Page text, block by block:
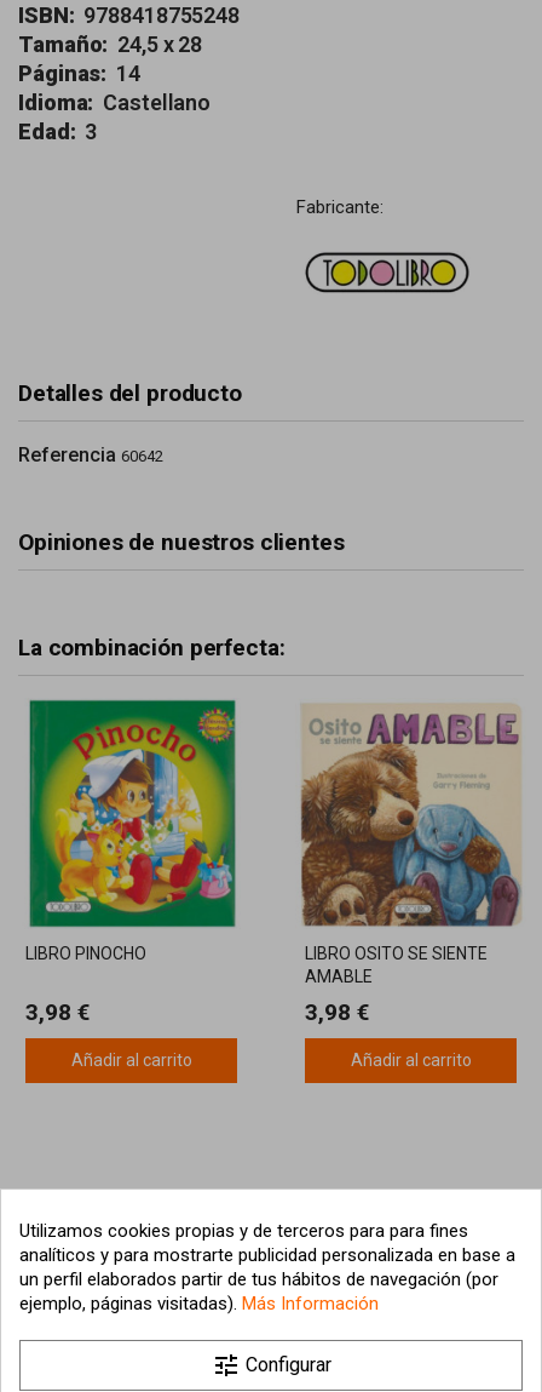
ISBN: 9788418755248
Tamaño: 24,5 x 28
Páginas: 14
Idioma: Castellano
Edad: 3
Fabricante:
Detalles del producto
Referencia 60642
Opiniones de nuestros clientes
La combinación perfecta:
LIBRO PINOCHO
3,98 €
Añadir al carrito
LIBRO OSITO SE SIENTE
AMABLE
3,98 €
Añadir al carrito
Utilizamos cookies propias y de terceros para para fines
analíticos y para mostrarte publicidad personalizada en base a
un perfil elaborados partir de tus hábitos de navegación (por
ejemplo, páginas visitadas). Más Información
tune Configurar